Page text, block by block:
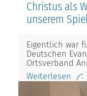
Christus als
unserem
Eigentlich war
Deutschen
Ortsverband
Weiterlesen